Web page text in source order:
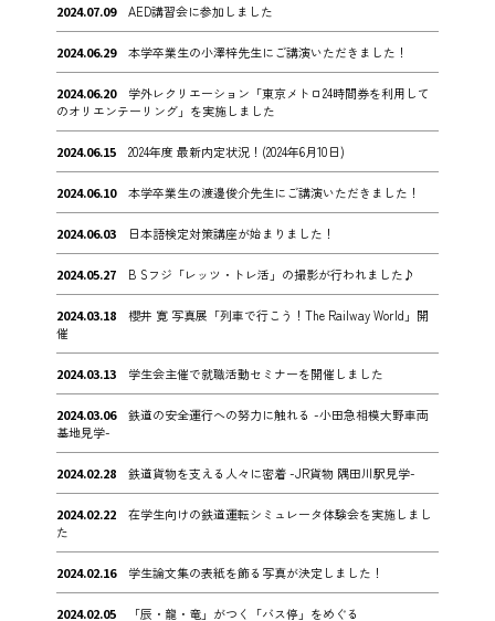
2024.07.09 AED講習会に参加しました
2024.06.29 本学卒業生の小澤梓先生にご講演いただきました！
2024.06.20
学外レクリエーション「東京メトロ24時間券を利用して
のオリエンテーリング」を実施しました
2024.06.15 2024年度 最新内定状況！(2024年6月10日)
2024.06.10 本学卒業生の渡邊俊介先生にご講演いただきました！
2024.06.03 日本語検定対策講座が始まりました！
2024.05.27 B Sフジ「レッツ・トレ活」の撮影が行われました♪
2024.03.18
櫻井 寛 写真展「列車で行こう！The Railway World」開
催
2024.03.13 学生会主催で就職活動セミナーを開催しました
2024.03.06
鉄道の安全運行への努力に触れる -小田急相模大野車両
基地見学-
2024.02.28 鉄道貨物を支える人々に密着 -JR貨物 隅田川駅見学-
2024.02.22
在学生向けの鉄道運転シミュレータ体験会を実施しまし
た
2024.02.16 学生論文集の表紙を飾る写真が決定しました！
2024.02.05 「辰・龍・竜」がつく「バス停」をめぐる